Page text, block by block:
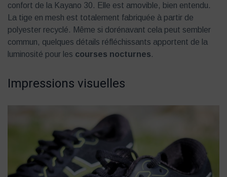
confort de la Kayano 30. Elle est amovible, bien entendu.
La tige en mesh est totalement fabriquée à partir de
polyester recyclé. Même si dorénavant cela peut sembler
commun, quelques détails réfléchissants apportent de la
luminosité pour les courses nocturnes.
Impressions visuelles